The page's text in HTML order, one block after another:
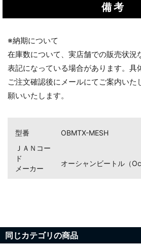
備考
※納期について
在庫数について、実店舗での販売状況
表記になっている場合があります。具
ご注文確認後にメールにてご案内いた
願いいたします。
型番
OBMTX-MESH
ＪＡＮコー
ド
メーカー
オーシャンビートル（
同じカテゴリの商品